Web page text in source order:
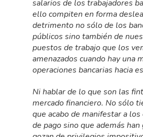
salarios de los trabajadores
ello compiten en forma
detrimento no sólo de los
públicos sino también de
puestos de trabajo que los
amenazados cuando hay una
operaciones bancarias hacia
Ni hablar de lo que son las
mercado financiero. No sólo
que acabo de manifestar a
de pago sino que además han